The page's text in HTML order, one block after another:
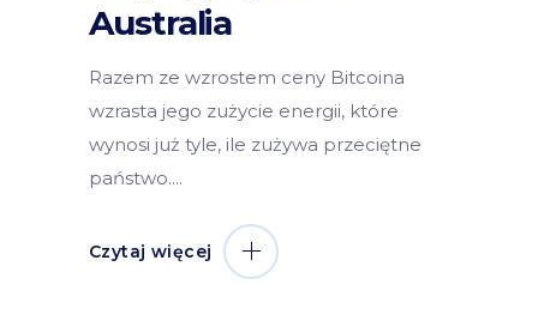
Australia
Razem ze wzrostem ceny Bitcoina
wzrasta jego zużycie energii, które
wynosi już tyle, ile zużywa przeciętne
państwo.
Czytaj więcej